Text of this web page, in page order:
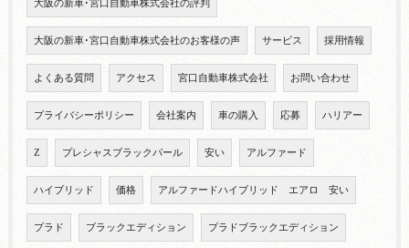
大阪の新車･宮口自動車株式会社の評判
大阪の新車･宮口自動車株式会社のお客様の声 サービス 採用情報
よくある質問 アクセス 宮口自動車株式会社 お問い合わせ
プライバシーポリシー 会社案内 車の購入 応募 ハリアー
Z プレシャスブラックパール 安い アルファード
ハイブリッド 価格 アルファードハイブリッド エアロ 安い
プラド ブラックエディション プラドブラックエディション